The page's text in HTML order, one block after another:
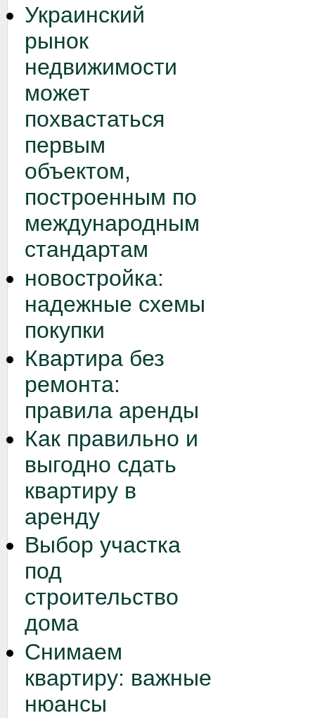
Украинский
рынок
недвижимости
может
похвастаться
первым
объектом,
построенным по
международным
стандартам
новостройка:
надежные схемы
покупки
Квартира без
ремонта:
правила аренды
Как правильно и
выгодно сдать
квартиру в
аренду
Выбор участка
под
строительство
дома
Снимаем
квартиру: важные
нюансы